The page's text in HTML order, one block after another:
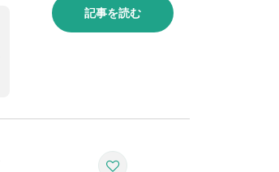
記事を読む